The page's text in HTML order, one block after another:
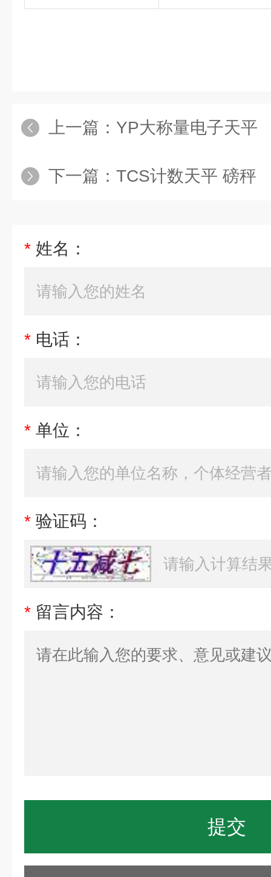
上一篇： YP大称量电子天平
下一篇： TCS计数天平 磅秤
* 姓名：
* 电话：
* 单位：
* 验证码：
* 留言内容：